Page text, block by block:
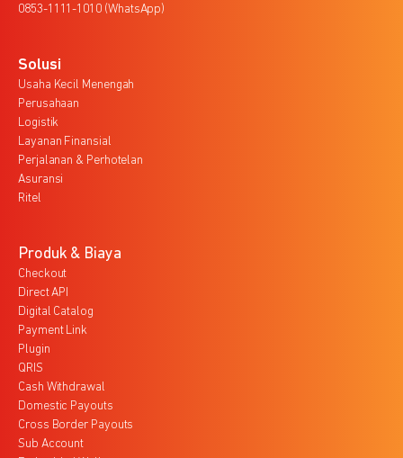
0853-1111-1010 (WhatsApp)
Solusi
Usaha Kecil Menengah
Perusahaan
Logistik
Layanan Finansial
Perjalanan & Perhotelan
Asuransi
Ritel
Produk & Biaya
Checkout
Direct API
Digital Catalog
Payment Link
Plugin
QRIS
Cash Withdrawal
Domestic Payouts
Cross Border Payouts
Sub Account